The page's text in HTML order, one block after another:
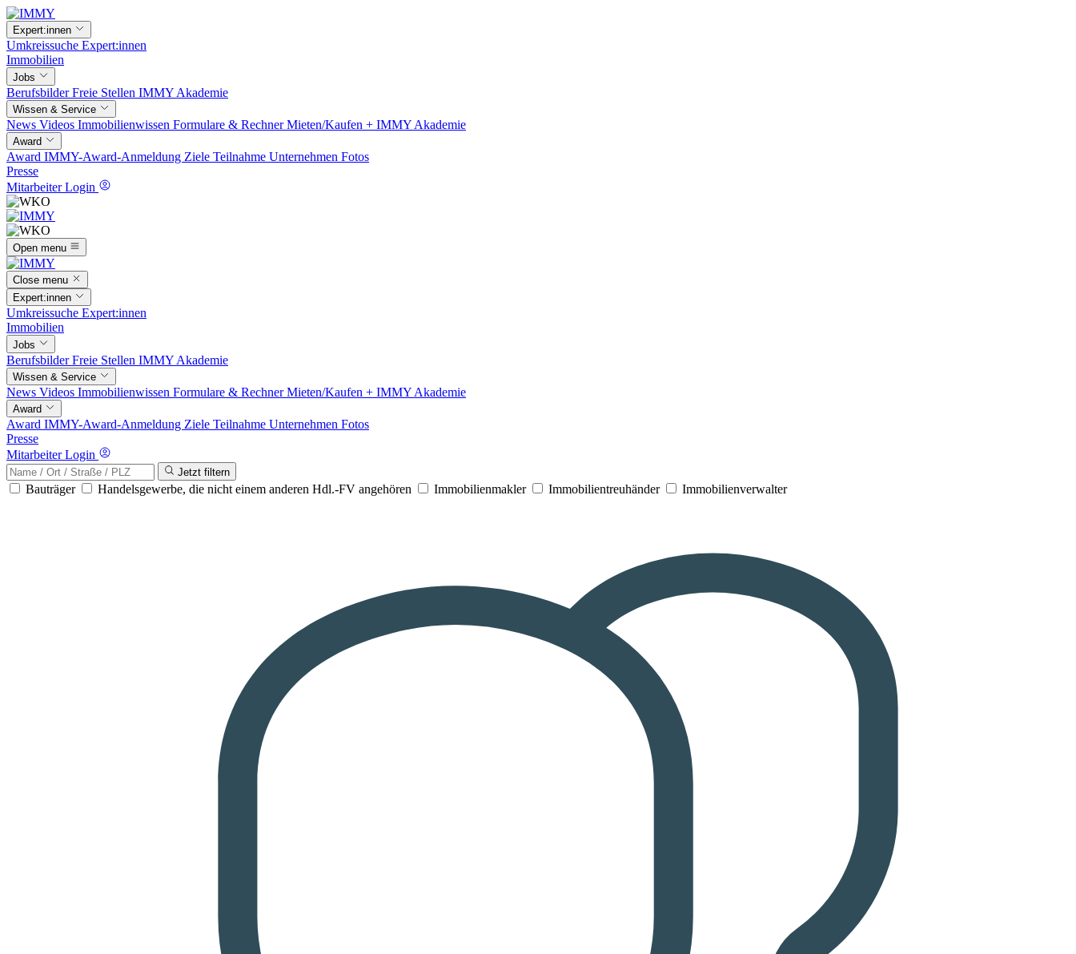
Expert:innen
Umkreissuche Expert:innen
Immobilien
Jobs
BerufsbilderFreie Stellen IMMY Akademie
Wissen & Service
News Videos Immobilienwissen Formulare & RechnerMieten/Kaufen + IMMY Akademie
Award
Award IMMY-Award-Anmeldung Ziele Teilnahme Unternehmen Fotos
Presse
Mitarbeiter Login
Open menu
Close menu
Expert:innen
Umkreissuche Expert:innen
Immobilien
Jobs
BerufsbilderFreie Stellen IMMY Akademie
Wissen & Service
News Videos Immobilienwissen Formulare & RechnerMieten/Kaufen + IMMY Akademie
Award
Award IMMY-Award-Anmeldung Ziele Teilnahme Unternehmen Fotos
Presse
Mitarbeiter Login
Jetzt filtern
Bauträger Handelsgewerbe, die nicht einem anderen Hdl.-FV angehören Immobilienmakler Immobilientreuhänder Immobilienverwalter